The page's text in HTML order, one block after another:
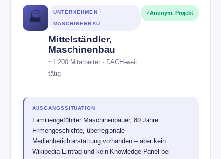
🏭 UNTERNEHMEN ·
MASCHINENBAU
Mittelständler,
Maschinenbau
~1.200 Mitarbeiter · DACH-weit
tätig
Anonym. Projekt
AUSGANGSSITUATION
Familiengeführter Maschinenbauer, 80 Jahre
Firmengeschichte, überregionale
Medienberichterstattung vorhanden – aber kein
Wikipedia-Eintrag und kein Knowledge Panel bei